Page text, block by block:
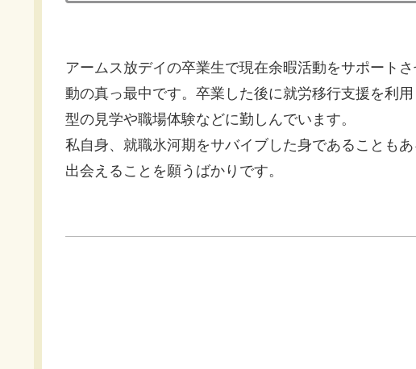
アームス放デイの卒業生で現在余暇活動をサポート
動の真っ最中です。卒業した後に就労移行支援を利
型の見学や職場体験などに勤しんでいます。
私自身、就職氷河期をサバイブした身であることも
出会えることを願うばかりです。